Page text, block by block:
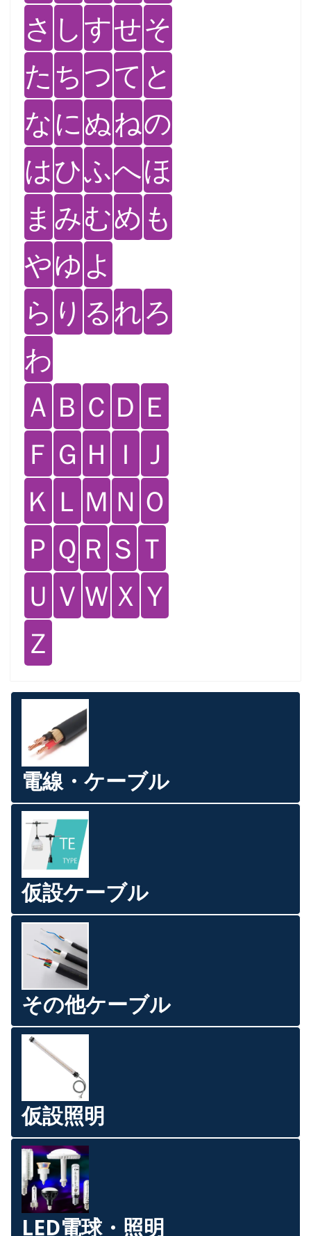
さ しすせそ
た ちつて と
なにぬねの
はひふへほ
ま みむめ も
やゆ よ
ら り るれろ
わ
Ａ Ｂ Ｃ Ｄ Ｅ
Ｆ Ｇ Ｈ Ｉ Ｊ
Ｋ Ｌ Ｍ Ｎ Ｏ
Ｐ Ｑ Ｒ Ｓ Ｔ
Ｕ Ｖ Ｗ Ｘ Ｙ
Ｚ
電線・ケーブル
仮設ケーブル
その他ケーブル
仮設照明
LED電球・照明